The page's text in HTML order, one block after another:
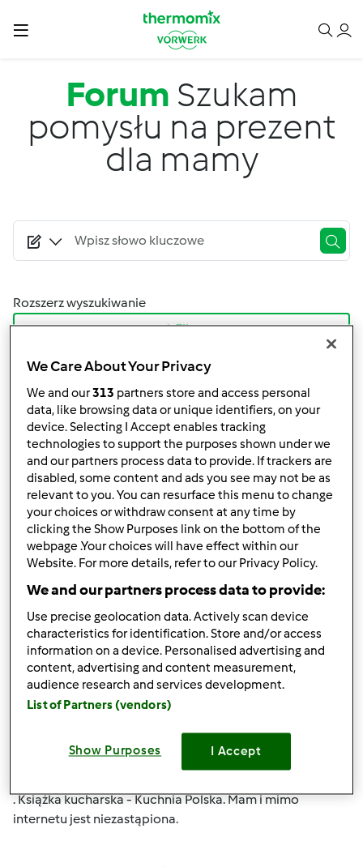
Forum Szukam
pomysłu na prezent
dla mamy
Rozszerz wyszukiwanie
Filtry
Sortuj po:
Najnowsze wyniki
Wyników na stronę:
10
2 | Ostatni wpis
Szybka odpowiedź
Dorotadyrka Dołączył : 23.04.2025
pon., 04/13/2026 - 08:24
ceramicznehttps://andyceramika.pl/dzbanki
. Książka kucharska - Kuchnia Polska. Mam i mimo
internetu jest niezastąpiona.
We Care About Your Privacy
We and our313 partners store and access personal
data, like browsing data or unique identifiers, on your
device. Selecting I Accept enables tracking
technologies to support the purposes shown under we
and our partners process data to provide. If trackers are
disabled, some content and ads you see may not be as
relevant to you. You can resurface this menu to change
your choices or withdraw consent at any time by
clicking the Show Purposes link on the bottom of the
webpage .Your choices will have effect within our
Website. For more details, refer to our Privacy Policy.
We and our partners process data to provide:
Use precise geolocation data. Actively scan device
characteristics for identification. Store and/or access
information on a device. Personalised advertising and
content, advertising and content measurement,
audience research and services development.
List of Partners (vendors)
Show Purposes I Accept